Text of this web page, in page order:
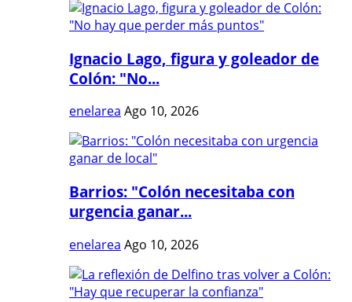
Ignacio Lago, figura y goleador de
Colón: "No...
enelarea Ago 10, 2026
Barrios: "Colón necesitaba con
urgencia ganar...
enelarea Ago 10, 2026